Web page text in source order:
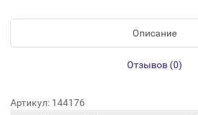
Описание
Отзывов (0)
Артикул: 144176